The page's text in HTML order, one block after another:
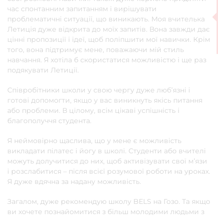
час спонтанним запитанням і вирішувати
проблематичні ситуації, що виникають. Моя вчителька
Летиція дуже відкрита до моїх запитів. Вона завжди дає
цінні пропозиції і ідеї, щоб поліпшити мої навички. Крім
того, вона підтримує мене, поважаючи мій стиль
навчання. Я хотіла б скористатися можливістю і ще раз
подякувати Летиції.
Співробітники школи у свою чергу дуже люб’язні і
готові допомогти, якщо у вас виникнуть якісь питання
або проблеми. В цілому, всім цікаві успішність і
благополуччя студента.
Я неймовірно щаслива, що у мене є можливість
викладати пілатес і йогу в школі. Студенти або вчителі
можуть долучитися до них, щоб активізувати свої м’язи
і розслабитися – після всієї розумової роботи на уроках.
Я дуже вдячна за надану можливість.
Загалом, дуже рекомендую школу BELS на Гозо. Та якщо
ви хочете познайомитися з більш молодими людьми з